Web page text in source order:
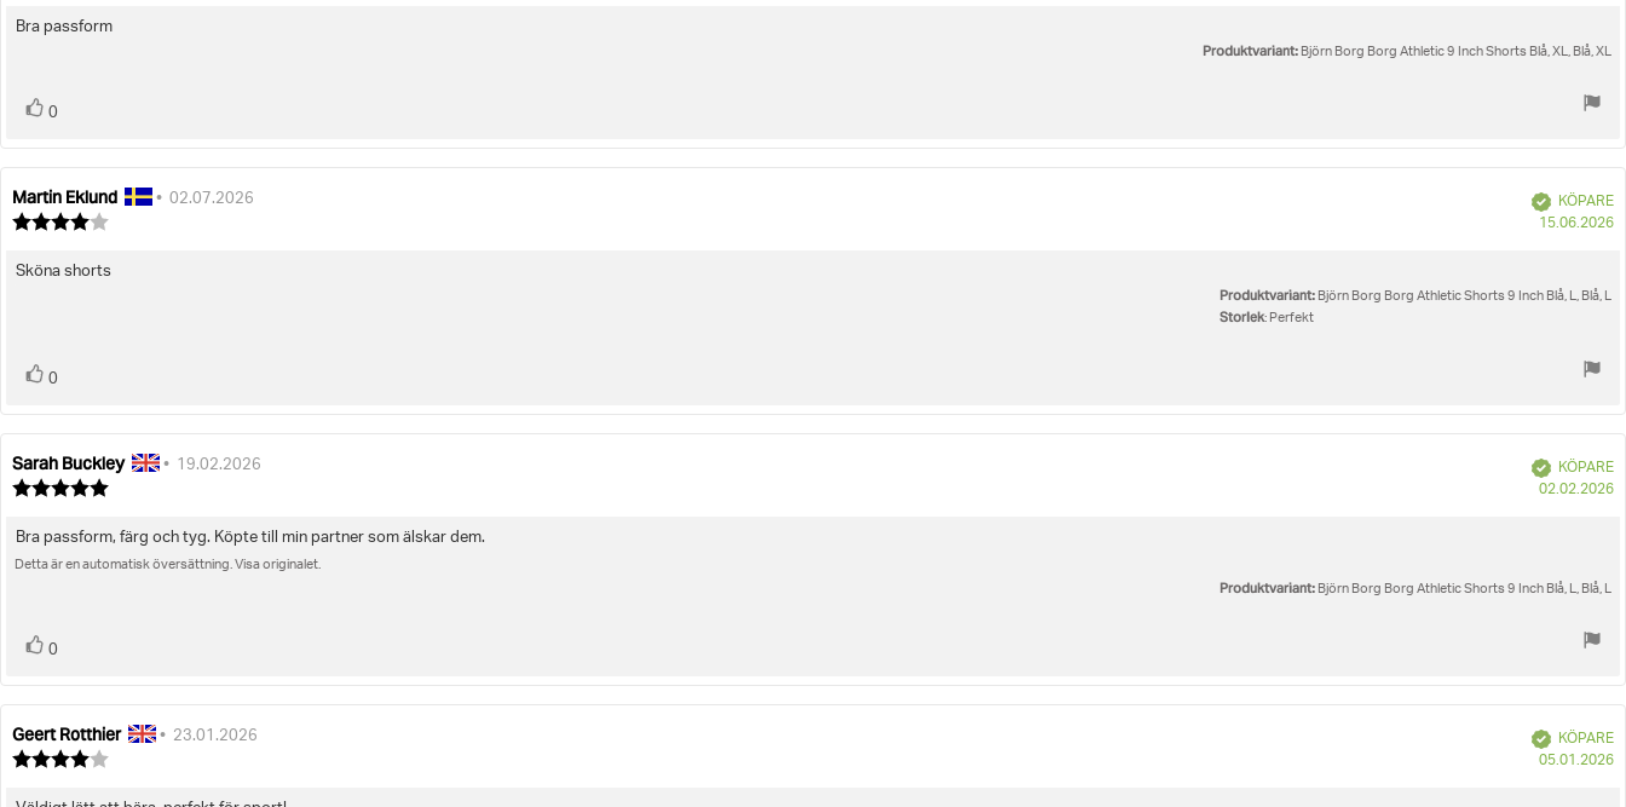
5
Recensionstext:
Bra passform
Produktvariant: Björn Borg Borg Athletic 9 Inch Shorts Blå, XL, Blå, XL
Rösta
0
Recensionsförfattare:
Martin Eklund • Recensionsdatum:
02.07.2026
5
Bekräftad
KÖPARE
15.06.2026
Recensionstext:
Sköna shorts
Produktvariant: Björn Borg Borg Athletic Shorts 9 Inch Blå, L, Blå, L
Storlek: Perfekt
Rösta
0
Recensionsförfattare:
Sarah Buckley • Recensionsdatum:
19.02.2026
utav
5
stjärnor
Bekräftad
KÖPARE
02.02.2026
Recensionstext:
Bra passform, färg och tyg. Köpte till min partner som älskar dem.
Detta är en automatisk översättning. Visa originalet.
Produktvariant: Björn Borg Borg Athletic Shorts 9 Inch Blå, L, Blå, L
Rösta
0
Recensionsförfattare:
Geert Rotthier • Recensionsdatum:
23.01.2026
utav
Bekräftad
KÖPARE
05.01.2026